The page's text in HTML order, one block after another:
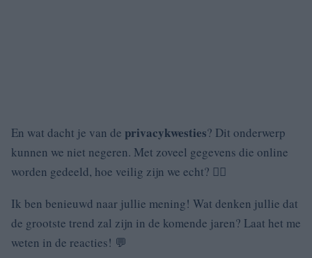
En wat dacht je van de privacykwesties? Dit onderwerp
kunnen we niet negeren. Met zoveel gegevens die online
worden gedeeld, hoe veilig zijn we echt? 🕵️‍♀️
Ik ben benieuwd naar jullie mening! Wat denken jullie dat
de grootste trend zal zijn in de komende jaren? Laat het me
weten in de reacties! 💬